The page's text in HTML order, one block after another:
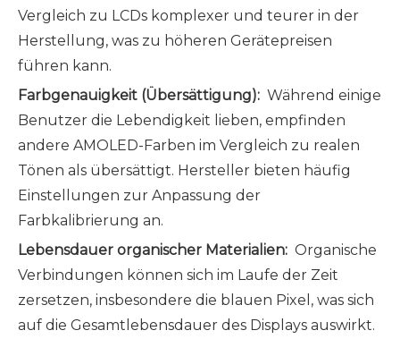
Vergleich zu LCDs komplexer und teurer in der
Herstellung, was zu höheren Gerätepreisen
führen kann.
Farbgenauigkeit (Übersättigung): Während einige
Benutzer die Lebendigkeit lieben, empfinden
andere AMOLED-Farben im Vergleich zu realen
Tönen als übersättigt. Hersteller bieten häufig
Einstellungen zur Anpassung der
Farbkalibrierung an.
Lebensdauer organischer Materialien: Organische
Verbindungen können sich im Laufe der Zeit
zersetzen, insbesondere die blauen Pixel, was sich
auf die Gesamtlebensdauer des Displays auswirkt.